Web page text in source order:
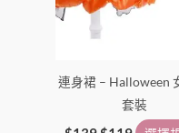
連身裙 – Halloween
套裝